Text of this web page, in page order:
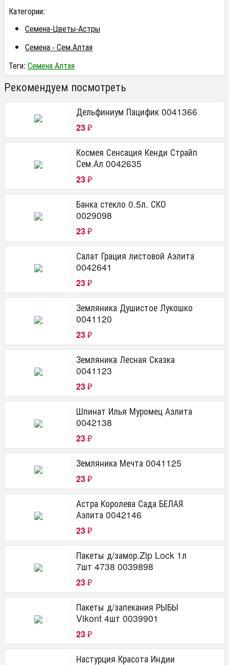
Категории:
Семена-Цветы-Астры
Семена - Сем.Алтая
Теги: Семена Алтая
Рекомендуем посмотреть
Дельфиниум Пацифик 0041366
23 ₽
Космея Сенсация Кенди Страйп
Сем.Ал 0042635
23 ₽
Банка стекло 0.5л. СКО
0029098
23 ₽
Салат Грация листовой Аэлита
0042641
23 ₽
Земляника Душистое Лукошко
0041120
23 ₽
Земляника Лесная Сказка
0041123
23 ₽
Шпинат Илья Муромец Аэлита
0042138
23 ₽
Земляника Мечта 0041125
23 ₽
Астра Королева Сада БЕЛАЯ
Аэлита 0042146
23 ₽
Пакеты д/замор.Zip Lock 1л
7шт 4738 0039898
23 ₽
Пакеты д/запекания РЫБЫ
Vikont 4шт 0039901
23 ₽
Настурция Красота Индии